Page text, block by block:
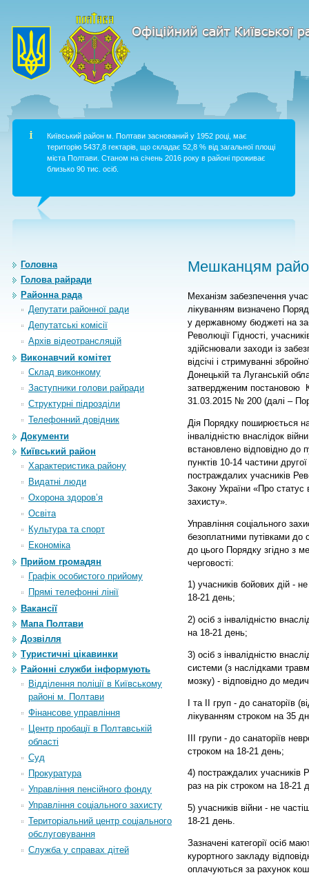
Київський район м. Полтави заснований у 1952 році, має
територію 5437,8 гектарів, що складає 52,8 % від загальної площі
міста Полтави. Станом на січень 2016 року в районі проживає
близько 90 тис. осіб.
Головна
Голова райради
Районна рада
Депутати районної ради
Депутатські комісії
Архiв вiдеотрансляцiй
Виконавчий комітет
Склад виконкому
Заступники голови райради
Структурні підрозділи
Телефонний довідник
Документи
Київський район
Характеристика району
Видатні люди
Охорона здоров’я
Освіта
Культура та спорт
Економіка
Прийом громадян
Графік особистого прийому
Прямі телефонні лінії
Вакансії
Мапа Полтави
Дозвілля
Туристичні цікавинки
Районні служби інформують
Відділення поліції в Київському
районі м. Полтави
Фінансове управління
Центр пробації в Полтавській
області
Суд
Прокуратура
Управління пенсійного фонду
Управління соціального захисту
Територіальний центр соціального
обслуговування
Служба у справах дітей
Мешканцям
Механізм забезпечення
лікуванням визначено
у державному бюджеті на
Революції Гідності,
здійснювали заходи із
відсічі і стримуванні
Донецькій та Луганській
затвердженим постановою
31.03.2015 № 200 (далі –
Дія Порядку поширюється
інвалідністю внаслідок
встановлено відповідно до
пунктів 10-14 частини
постраждалих учасників
Закону України «Про статус
захисту».
Управління соціального
безоплатними путівками до
до цього Порядку згідно з
черговості:
1) учасників бойових дій -
18-21 день;
2) осіб з інвалідністю
на 18-21 день;
3) осіб з інвалідністю
системи (з наслідками
мозку) - відповідно до
I та II груп - до санаторіїв
лікуванням строком на 35
III групи - до санаторіїв
строком на 18-21 день;
4) постраждалих учасників
раз на рік строком на 18-21
5) учасників війни - не
18-21 день.
Зазначені категорії осіб
курортного закладу
оплачуються за рахунок